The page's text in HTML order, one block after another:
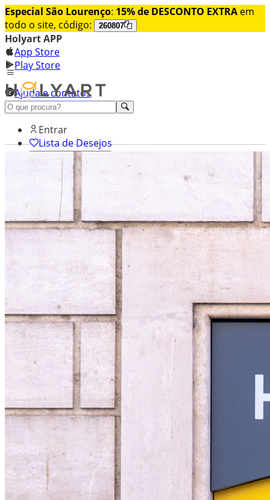
Especial São Lourenço: 15% de DESCONTO EXTRA em
todo o site, código:
260807
Holyart APP
App Store
Play Store
Ajuda e contatos
Conheça premium
Entrar
Lista de Desejos
0
Carrinho de Compras